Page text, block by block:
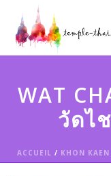
WAT
วัดไ
ACCUEIL / KHON KAEN